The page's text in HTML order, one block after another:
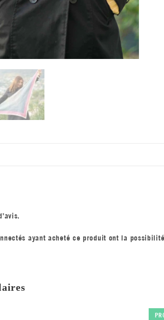
ayant acheté ce produit ont la